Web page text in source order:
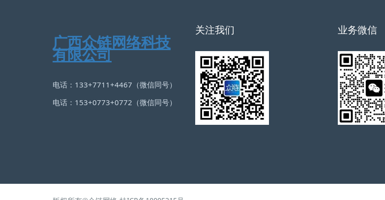
广西众链网络科技
有限公司
电话：133+7711+4467（微信同号）
电话：153+0773+0772（微信同号）
关注我们 业务微信